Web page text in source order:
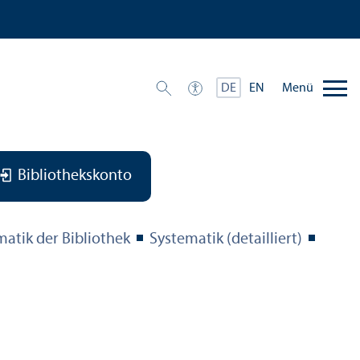
DE EN Menü
Bibliothekskonto
der Bibliothek Systematik (detailliert)